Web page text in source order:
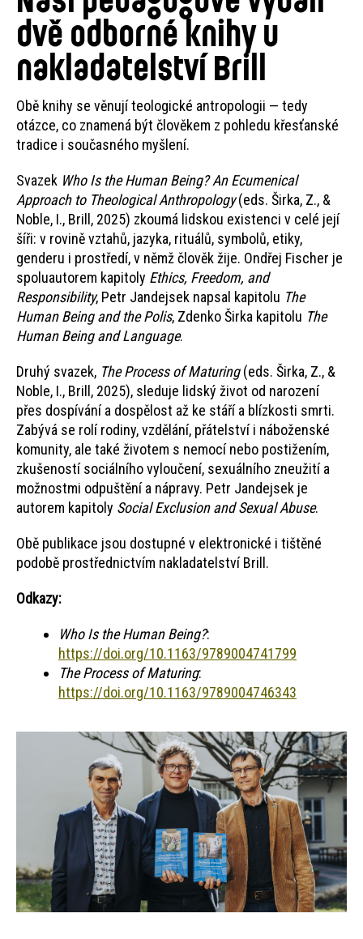
dvě odborné knihy u
nakladatelství Brill
Obě knihy se věnují teologické antropologii — tedy
otázce, co znamená být člověkem z pohledu křesťanské
tradice i současného myšlení.
Svazek Who Is the Human Being? An Ecumenical
Approach to Theological Anthropology(eds. Širka, Z., &
Noble, I., Brill, 2025) zkoumá lidskou existenci v celé její
šíři: v rovině vztahů, jazyka, rituálů, symbolů, etiky,
genderu i prostředí, v němž člověk žije. Ondřej Fischer je
spoluautorem kapitoly Ethics, Freedom, and
Responsibility, Petr Jandejsek napsal kapitolu The
Human Being and the Polis, Zdenko Širka kapitolu The
Human Being and Language.
Druhý svazek, The Process of Maturing(eds. Širka, Z., &
Noble, I., Brill, 2025), sleduje lidský život od narození
přes dospívání a dospělost až ke stáří a blízkosti smrti.
Zabývá se rolí rodiny, vzdělání, přátelství i náboženské
komunity, ale také životem s nemocí nebo postižením,
zkušeností sociálního vyloučení, sexuálního zneužití a
možnostmi odpuštění a nápravy. Petr Jandejsek je
autorem kapitoly Social Exclusion and Sexual Abuse.
Obě publikace jsou dostupné v elektronické i tištěné
podobě prostřednictvím nakladatelství Brill.
Odkazy:
Who Is the Human Being?:
https://doi.org/10.1163/9789004741799
The Process of Maturing:
https://doi.org/10.1163/9789004746343